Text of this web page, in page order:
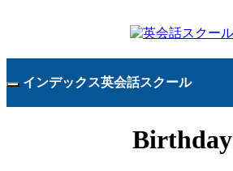
インデックス英会話スクール
Birthday